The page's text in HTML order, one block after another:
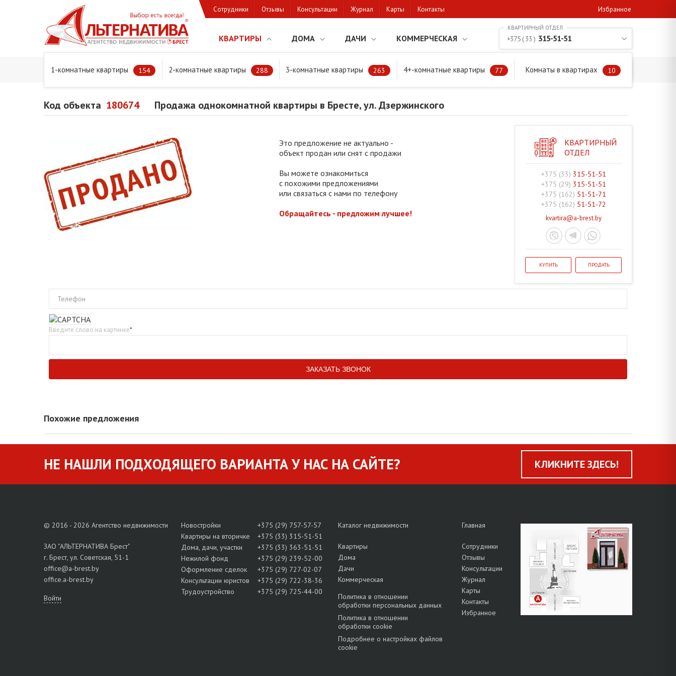
Сотрудники Отзывы Консультации Журнал Карты Контакты Избранное
КВАРТИРЫ ДОМА ДАЧИ КОММЕРЧЕСКАЯ
1-комнатные квартиры 154 2-комнатные квартиры 288 3-комнатные квартиры 263 4+-комнатные квартиры 77 Комнаты в квартирах 10
+375 ( 33 ) 315-51-51
Главная Предложения Квартиры Продажа однокомнатной квартиры в Бресте, ул. Дзержинского
Код объекта 180674 Продажа однокомнатной квартиры в Бресте, ул. Дзержинского
Это предложение не актуально -
объект продан или снят с продажи
Вы можете ознакомиться
с похожими предложениями
или связаться с нами по телефону
Обращайтесь - предложим лучшее!
КВАРТИРНЫЙ
ОТДЕЛ
+375 (33) 315-51-51
+375 (29) 315-51-51
+375 (162) 51-51-71
+375 (162) 51-51-72
kvartira@a-brest.by
КУПИТЬ ПРОДАТЬ
Телефон
Введите слово на картинке*
Похожие предложения
НЕ НАШЛИ ПОДХОДЯЩЕГО ВАРИАНТА У НАС НА САЙТЕ? КЛИКНИТЕ ЗДЕСЬ!
© 2016 - 2026 Агентство недвижимости
ЗАО "АЛЬТЕРНАТИВА Брест"
г. Брест, ул. Советская, 51-1
office@a-brest.by
office.a-brest.by
Войти
Новостройки
+375 (29) 757-57-57
Квартиры на вторичке
+375 (33) 315-51-51
Дома, дачи, участки
+375 (33) 363-51-51
Нежилой фонд
+375 (29) 239-52-00
Оформление сделок
+375 (29) 727-02-07
Консультации юристов
+375 (29) 722-38-36
Трудоустройство
+375 (29) 725-44-00
Каталог недвижимости
Квартиры
Дома
Дачи
Коммерческая
Политика в отношении
обработки персональных данных
Политика в отношении
обработки cookie
Подробнее о настройках файлов
cookie
Главная
Сотрудники
Отзывы
Консультации
Журнал
Карты
Контакты
Избранное